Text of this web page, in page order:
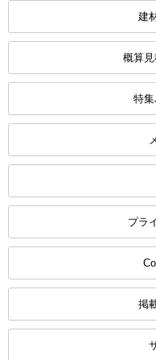
建
概算
特
プラ
掲